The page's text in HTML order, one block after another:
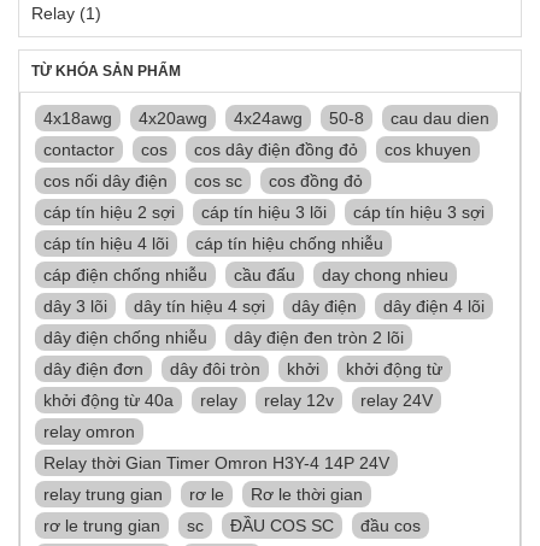
Relay (1)
TỪ KHÓA SẢN PHẨM
4x18awg 4x20awg 4x24awg 50-8
cau dau dien
contactor
cos cos dây điện đồng đỏ
cos khuyen
cos nối dây điện
cos sc
cos đồng đỏ
cáp tín hiệu 2 sợi
cáp tín hiệu 3 lõi
cáp tín hiệu 3 sợi
cáp tín hiệu 4 lõi
cáp tín hiệu chống nhiễu
cáp điện chống nhiễu
cầu đấu
day chong nhieu
dây 3 lõi
dây tín hiệu 4 sợi dây điện
dây điện 4 lõi
dây điện chống nhiễu
dây điện đen tròn 2 lõi
dây điện đơn
dây đôi tròn khởi
khởi động từ
khởi động từ 40a
relay relay 12v
relay 24V
relay omron
Relay thời Gian Timer Omron H3Y-4 14P 24V
relay trung gian
rơ le
Rơ le thời gian
rơ le trung gian
sc ĐẦU COS SC
đầu cos